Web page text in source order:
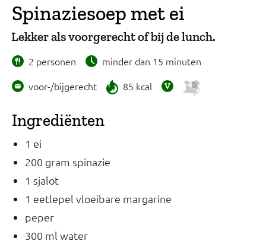
Spinaziesoep met ei
Lekker als voorgerecht of bij de lunch.
2 personen
minder dan 15 minuten
voor-/bijgerecht
85 kcal
Ingrediënten
1 ei
200 gram spinazie
1 sjalot
1 eetlepel vloeibare margarine
peper
300 ml water